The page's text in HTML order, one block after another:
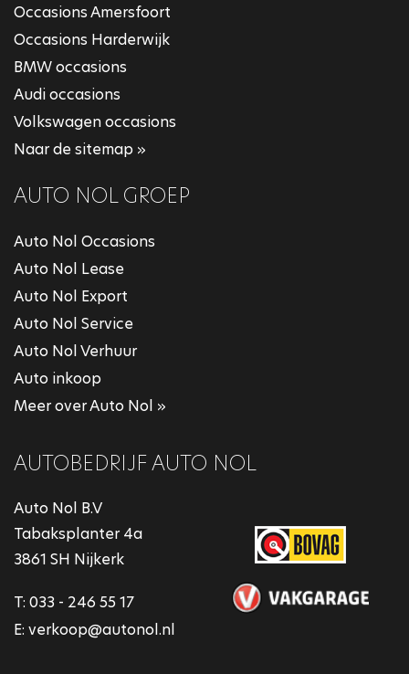
Occasions Amersfoort
Occasions Harderwijk
BMW occasions
Audi occasions
Volkswagen occasions
Naar de sitemap »
AUTO NOL GROEP
Auto Nol Occasions
Auto Nol Lease
Auto Nol Export
Auto Nol Service
Auto Nol Verhuur
Auto inkoop
Meer over Auto Nol »
AUTOBEDRIJF AUTO NOL
Auto Nol B.V
Tabaksplanter 4a
3861 SH Nijkerk
T: 033 - 246 55 17
E: verkoop@autonol.nl